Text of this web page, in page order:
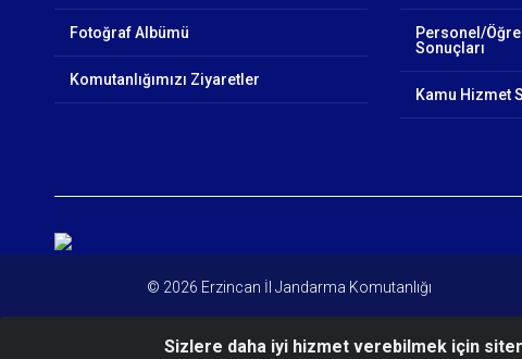
Fotoğraf Albümü
Komutanlığımızı Ziyaretler
Personel/
Sonuçları
Kamu Hizmet
© 2026 Erzincan İl Jandarma Komutanlığı
Sizlere daha iyi hizmet verebilmek için